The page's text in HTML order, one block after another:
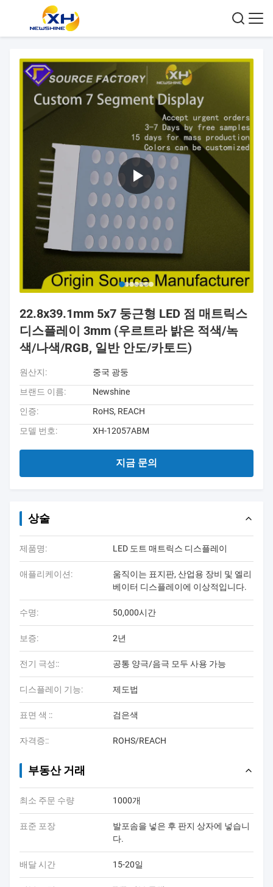
22.8x39.1mm 5x7 둥근형 LED 점 매트릭스
디스플레이 3mm (우르트라 밝은 적색/녹
색/나색/RGB, 일반 안도/카토드)
원산지:
중국 광둥
브랜드 이름:
Newshine
인증:
RoHS, REACH
모델 번호:
XH-12057ABM
지금 문의
상술
제품명: LED 도트 매트릭스 디스플레이
애플리케이션:
움직이는 표지판, 산업용 장비 및 엘리
베이터 디스플레이에 이상적입니다.
수명: 50,000시간
보증: 2년
전기 극성:: 공통 양극/음극 모두 사용 가능
디스플레이 기능: 제도법
표면 색 :: 검은색
자격증:: ROHS/REACH
부동산 거래
최소 주문 수량 1000개
표준 포장
발포솜을 넣은 후 판지 상자에 넣습니
다.
배달 시간 15-20일